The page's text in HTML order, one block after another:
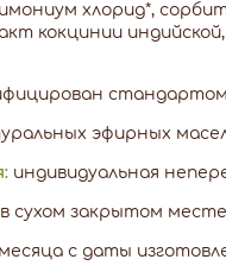
хлорид*,
кокцинии
стандартом
эфирных
индивидуальная
в сухом закрытом
с даты